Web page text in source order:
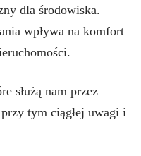
dla środowiska.
wpływa na komfort
służą nam przez
tym ciągłej uwagi i